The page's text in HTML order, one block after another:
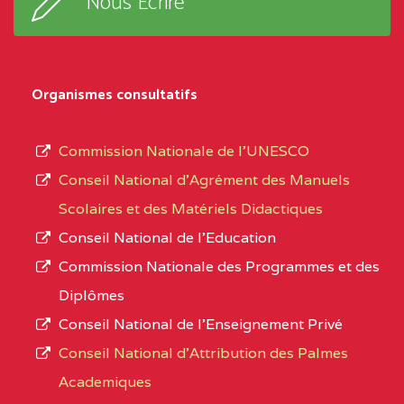
BALI COMMUNITY HIGH SCHOOL BP :(1)
BAPTIST COMPREHENSIVE COLLEGE (
BAMENDA(1)
NORD-
OUEST
BAPTIST
COMPREHENSIVE
BAMENDA
BAPTIST COMPREHENSIVE COLLEGE
type
L’offre
d’éducation
de
Organismes consultatifs
Commission Nationale de l’UNESCO
Conseil National d’Agrément des Manuels
Scolaires et des Matériels Didactiques
Conseil National de l’Education
Commission Nationale des Programmes et des
Diplômes
Conseil National de l’Enseignement Privé
Conseil National d'Attribution des Palmes
Academiques